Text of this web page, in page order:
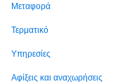
Μεταφορά
Τερματικό
Υπηρεσίες
Αφίξεις και αναχωρήσεις